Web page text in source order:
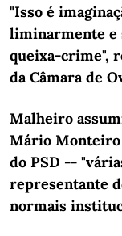
"Isso é
liminarmente e
queixa-crime",
da Câmara de
Malheiro
Mário
do PSD --
representante
normais